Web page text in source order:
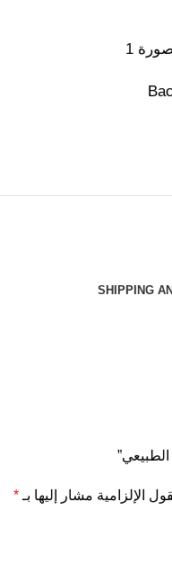
SHIPPING
الإلزامية مشار إليها بـ *